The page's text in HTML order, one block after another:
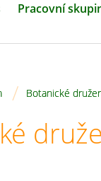
Pracovní
/ Botanické